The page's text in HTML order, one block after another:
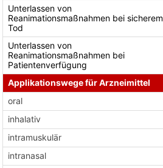
Unterlassen von
Reanimationsmaßnahmen bei sicherem
Tod
Unterlassen von
Reanimationsmaßnahmen bei
Patientenverfügung
Applikationswege für Arzneimittel
oral
inhalativ
intramuskulär
intranasal